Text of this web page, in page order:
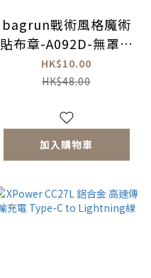
bagrun戰術風格魔術
貼布章-A092D-無罩勿
近
HK$10.00
HK$48.00
加入購物車